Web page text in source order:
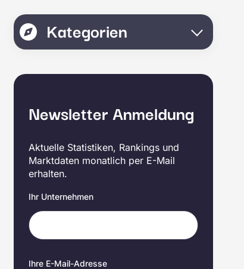
Kategorien
Newsletter Anmeldung
Aktuelle Statistiken, Rankings und
Marktdaten monatlich per E-Mail
erhalten.
Ihr Unternehmen
Ihre E-Mail-Adresse